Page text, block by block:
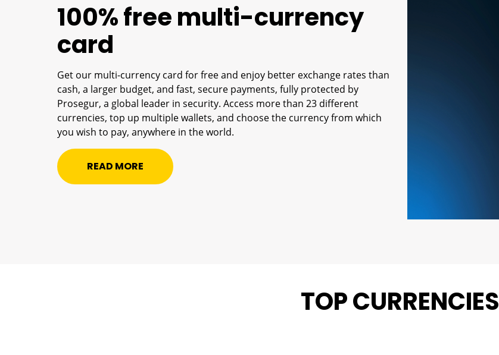
100% free multi-currency
card
Get our multi-currency card for free and enjoy better exchange rates than
cash, a larger budget, and fast, secure payments, fully protected by
Prosegur, a global leader in security. Access more than 23 different
currencies, top up multiple wallets, and choose the currency from which
you wish to pay, anywhere in the world.
READ MORE
TOP CURRENCIES